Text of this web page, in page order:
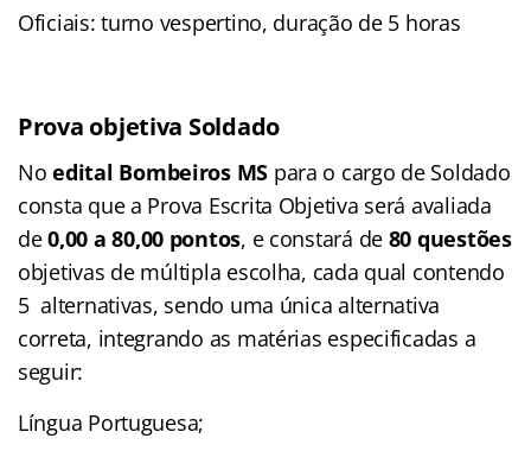
Oficiais: turno vespertino, duração de 5 horas
Prova objetiva Soldado
Noedital Bombeiros MS para o cargo de Soldado
consta que a Prova Escrita Objetiva será avaliada
de0,00 a 80,00 pontos, e constará de 80 questões
objetivas de múltipla escolha, cada qual contendo
5 alternativas, sendo uma única alternativa
correta, integrando as matérias especificadas a
seguir:
Língua Portuguesa;